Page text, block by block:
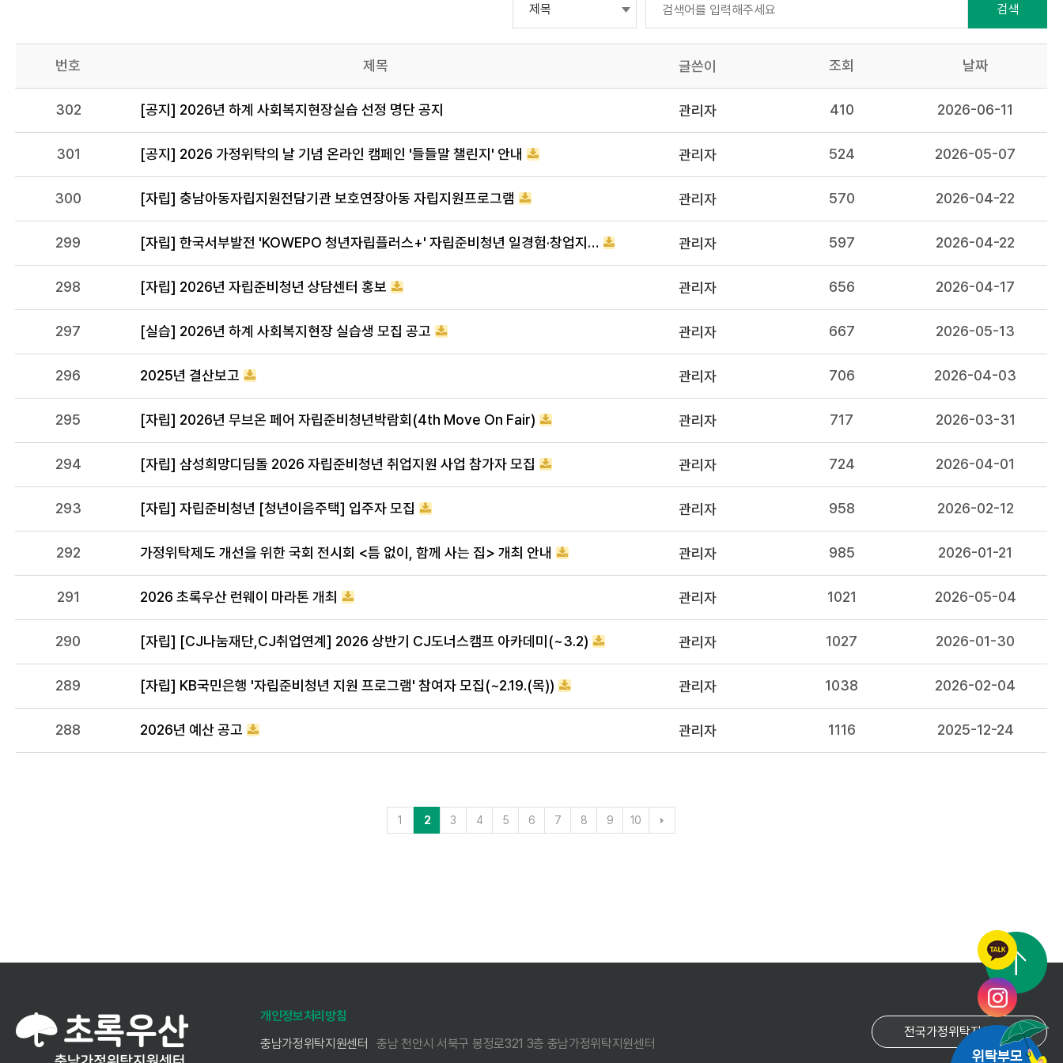
검색
번호 제목 글쓴이 조회 날짜
302 [공지] 2026년 하계 사회복지현장실습 선정 명단 공지 관리자 410 2026-06-11
301 [공지] 2026 가정위탁의 날 기념 온라인 캠페인 '들들말 챌린지' 안내 관리자 524 2026-05-07
300 [자립] 충남아동자립지원전담기관 보호연장아동 자립지원프로그램 관리자 570 2026-04-22
299 [자립] 한국서부발전 'KOWEPO 청년자립플러스+' 자립준비청년 일경험·창업지원 참여자 모집 안내 관리자 597 2026-04-22
298 [자립] 2026년 자립준비청년 상담센터 홍보 관리자 656 2026-04-17
297 [실습] 2026년 하계 사회복지현장 실습생 모집 공고 관리자 667 2026-05-13
296 2025년 결산보고 관리자 706 2026-04-03
295 [자립] 2026년 무브온 페어 자립준비청년박람회(4th Move On Fair) 관리자 717 2026-03-31
294 [자립] 삼성희망디딤돌 2026 자립준비청년 취업지원 사업 참가자 모집 관리자 724 2026-04-01
293 [자립] 자립준비청년 [청년이음주택] 입주자 모집 관리자 958 2026-02-12
292 가정위탁제도 개선을 위한 국회 전시회 <틈 없이, 함께 사는 집> 개최 안내 관리자 985 2026-01-21
291 2026 초록우산 런웨이 마라톤 개최 관리자 1021 2026-05-04
290 [자립] [CJ나눔재단,CJ취업연계] 2026 상반기 CJ도너스캠프 아카데미(~3.2) 관리자 1027 2026-01-30
289 [자립] KB국민은행 '자립준비청년 지원 프로그램' 참여자 모집(~2.19.(목)) 관리자 1038 2026-02-04
288 2026년 예산 공고 관리자 1116 2025-12-24
1 2 3 4 5 6 7 8 9 10
개인정보처리방침
충남가정위탁지원센터
충남 천안시 서북구 봉정로321 3층 충남가정위탁지원센터
위탁부모